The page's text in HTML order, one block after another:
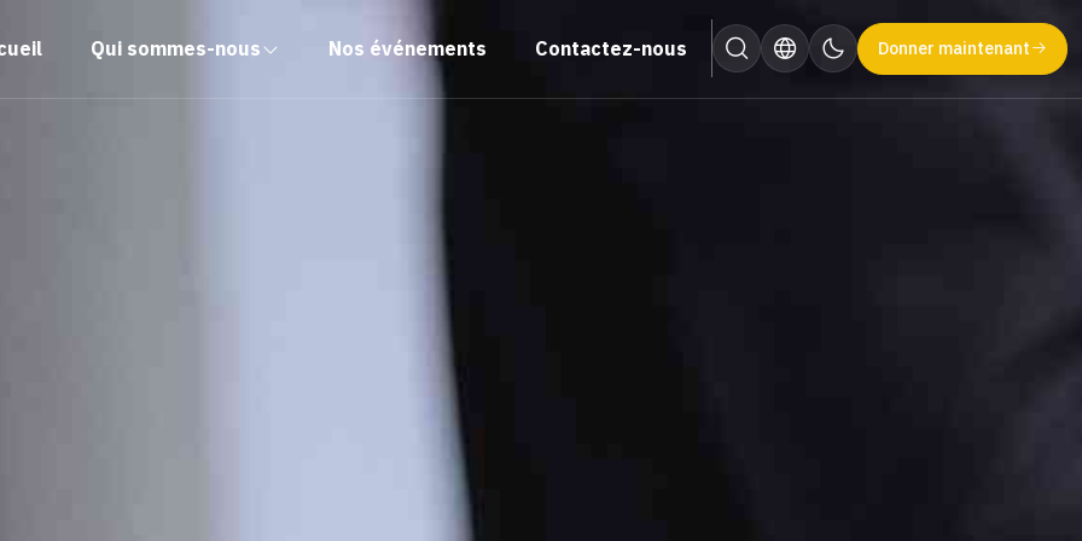
Qui sommes-nous Nos événements Contactez-nous Donner maintenant